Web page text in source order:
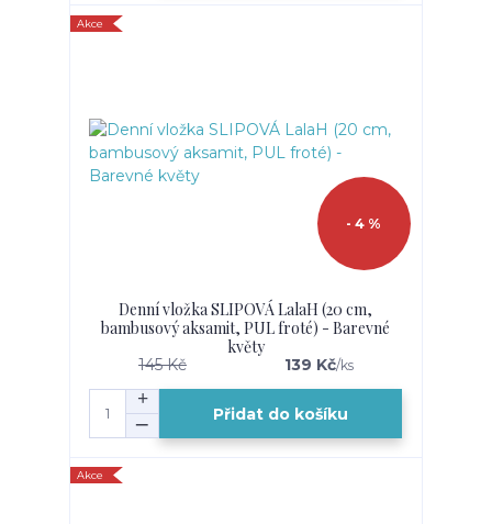
Akce
- 4 %
Denní vložka SLIPOVÁ LalaH (20 cm,
bambusový aksamit, PUL froté) - Barevné
květy
145 Kč 139 Kč/ks
Přidat do košíku
Akce